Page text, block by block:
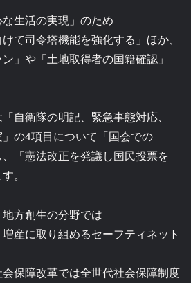
生活の実現」のため
て司令塔機能を強化する」ほか、
」や「土地取得者の国籍確認」
自衛隊の明記、緊急事態対応、
の4項目について「国会での
「憲法改正を発議し国民投票を
。
方創生の分野では
増産に取り組めるセーフティネット
保障改革では全世代社会保障制度